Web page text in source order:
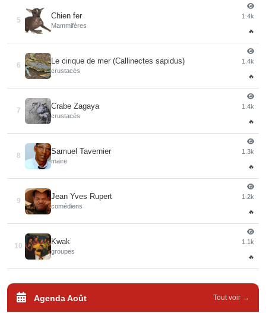
5
Chien fer
Mammifères
1.4k
🔥
6
Le cirique de mer (Callinectes sapidus)
crustacés
1.4k
🔥
7
Crabe Zagaya
crustacés
1.4k
🔥
8
Samuel Tavernier
maire
1.3k
🔥
9
Jean Yves Rupert
comédiens
1.2k
🔥
10
Kwak
groupes
1.1k
🔥
Agenda Août Tout voir →